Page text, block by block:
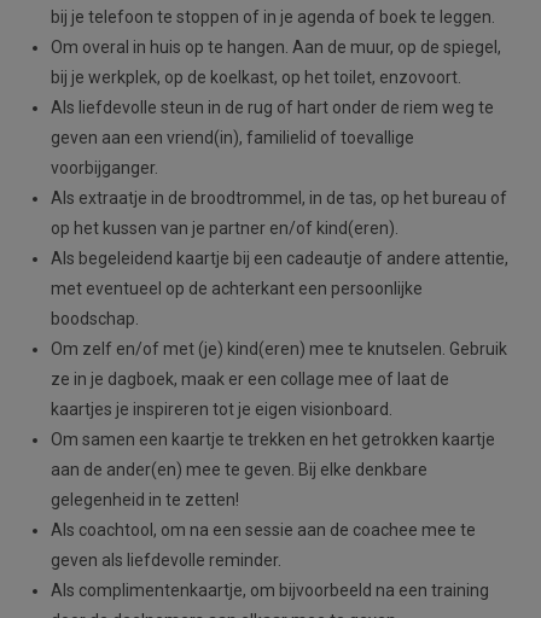
bij je telefoon te stoppen of in je agenda of boek te leggen.
Om overal in huis op te hangen. Aan de muur, op de spiegel,
bij je werkplek, op de koelkast, op het toilet, enzovoort.
Als liefdevolle steun in de rug of hart onder de riem weg te
geven aan een vriend(in), familielid of toevallige
voorbijganger.
Als extraatje in de broodtrommel, in de tas, op het bureau of
op het kussen van je partner en/of kind(eren).
Als begeleidend kaartje bij een cadeautje of andere attentie,
met eventueel op de achterkant een persoonlijke
boodschap.
Om zelf en/of met (je) kind(eren) mee te knutselen. Gebruik
ze in je dagboek, maak er een collage mee of laat de
kaartjes je inspireren tot je eigen visionboard.
Om samen een kaartje te trekken en het getrokken kaartje
aan de ander(en) mee te geven. Bij elke denkbare
gelegenheid in te zetten!
Als coachtool, om na een sessie aan de coachee mee te
geven als liefdevolle reminder.
Als complimentenkaartje, om bijvoorbeeld na een training